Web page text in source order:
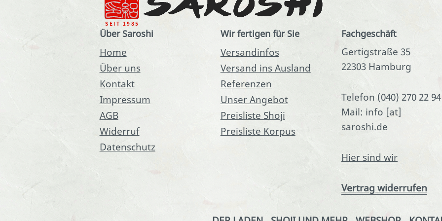
Über Saroshi
Home
Über uns
Kontakt
Impressum
AGB
Widerruf
Datenschutz
Wir fertigen für Sie
Versandinfos
Versand ins Ausland
Referenzen
Unser Angebot
Preisliste Shoji
Preisliste Korpus
Fachgeschäft
Gertigstraße 35
22303 Hamburg
Telefon (040) 270 22 94
Mail: info [at]
saroshi.de
Hier sind wir
Vertrag widerrufen